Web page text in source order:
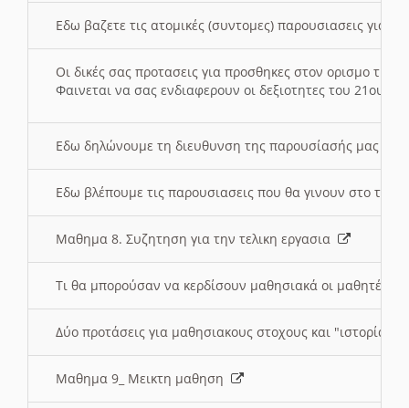
Εδω βαζετε τις ατομικές (συντομες) παρουσιασεις για
Οι δικές σας προτασεις για προσθηκες στον ορισμο
Φαινεται να σας ενδιαφερουν οι δεξιοτητες του 21ου
Εδω δηλώνουμε τη διευθυνση της παρουσίασής μας
Εδω βλέπουμε τις παρουσιασεις που θα γινουν στο
Μαθημα 8. Συζητηση για την τελικη εργασια
Τι θα μπορούσαν να κερδίσουν μαθησιακά οι μαθητές/
Δύο προτάσεις για μαθησιακους στοχους και "ιστορία"
Μαθημα 9_ Μεικτη μαθηση